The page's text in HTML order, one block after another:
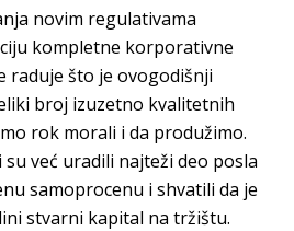
novim regulativama
kompletne korporativne
raduje što je ovogodišnji
broj izuzetno kvalitetnih
rok morali i da produžimo.
su već uradili najteži deo posla
samoprocenu i shvatili da je
stvarni kapital na tržištu.